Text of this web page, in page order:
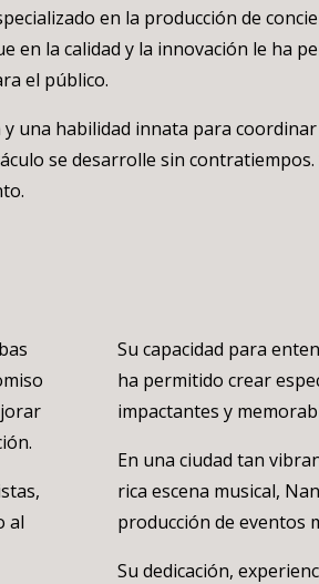
en la producción de
en la calidad y la innovación le ha
el público.
una habilidad innata para
se desarrolle sin
al
Su capacidad para
ha permitido crear
impactantes y
En una ciudad tan
rica escena musical,
producción de eventos
Su dedicación,